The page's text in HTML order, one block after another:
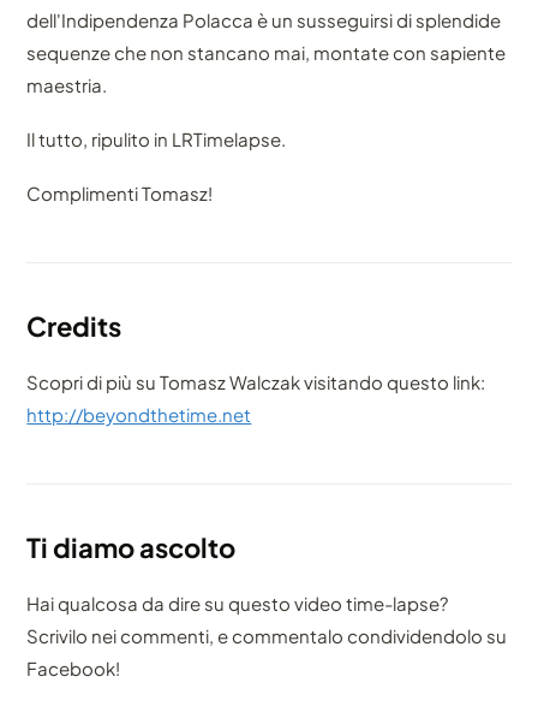
dell'Indipendenza Polacca è un susseguirsi di splendide
sequenze che non stancano mai, montate con sapiente
maestria.
Il tutto, ripulito in LRTimelapse.
Complimenti Tomasz!
Credits
Scopri di più su Tomasz Walczak visitando questo link:
http://beyondthetime.net
Ti diamo ascolto
Hai qualcosa da dire su questo video time-lapse?
Scrivilo nei commenti, e commentalo condividendolo su
Facebook!